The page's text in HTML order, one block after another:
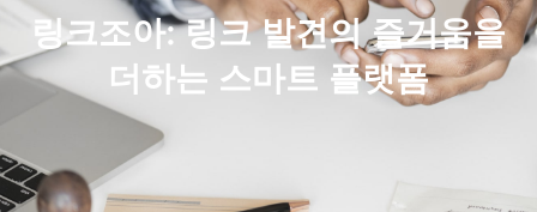
링크조아: 링크 발견의 즐거움을
더하는 스마트 플랫폼